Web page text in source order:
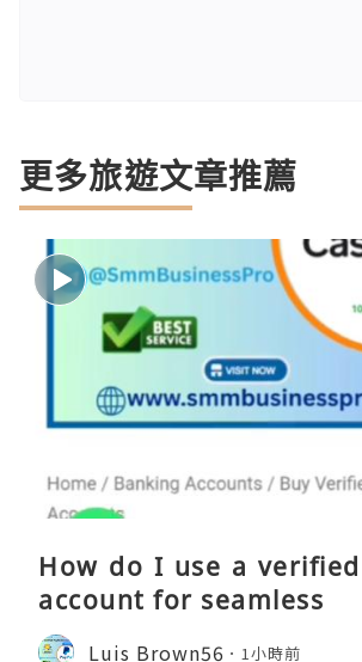
更多旅遊文章推薦
How do I use a verified
account for seamless
Luis Brown56 1小時前